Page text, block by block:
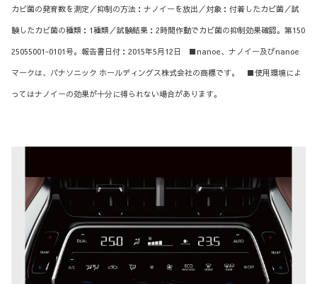
カビ菌の発育数を測定／抑制の方法：ナノイーを放出／対象：付着したカビ菌／試
験したカビ菌の種類：1種類／試験結果：2時間作動でカビ菌の抑制効果確認。第150
25055001-0101号。報告書日付：2015年5月12日 ■nanoe、ナノイー及びnanoe
マークは、パナソニック ホールディングス株式会社の商標です。 ■使用環境によ
ってはナノイーの効果が十分に得られない場合があります。